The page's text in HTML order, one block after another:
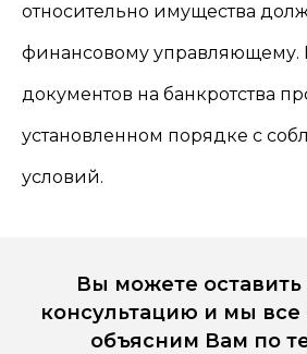
относительно имущества
финансовому управляющему.
документов на банкротства
установленном порядке с
условий.
Вы можете оставить
консультацию и мы
объясним Вам по